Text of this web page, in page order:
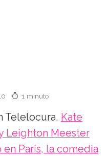
1 minuto
Telelocura, Kate
Leighton Meester
París, la comedia